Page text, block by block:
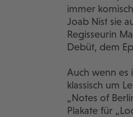
immer
Joab Nist sie
Regisseurin
Debüt, dem
Auch wenn es
klassisch um
„Notes of
Plakate für